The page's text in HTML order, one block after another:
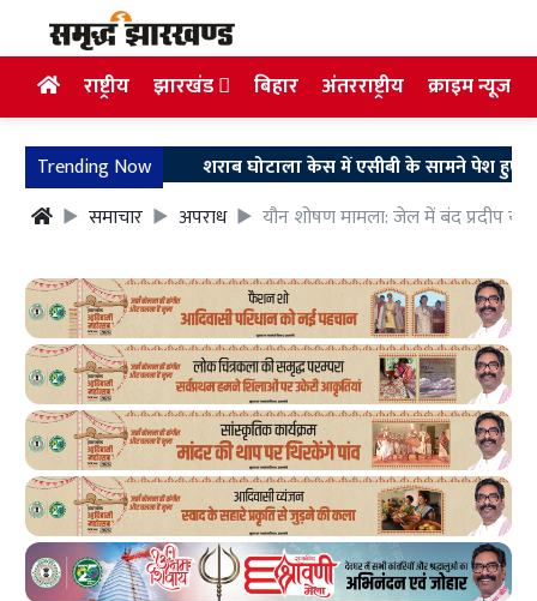
राष्ट्रीय झारखंड बिहार अंतरराष्ट्रीय क्राइम न्यूज
Trending Now शराब घोटाला केस में एसीबी के सामने पेश हुए अरुण
समाचार
अपराध यौन शोषण मामला: जेल में बंद प्रदीप